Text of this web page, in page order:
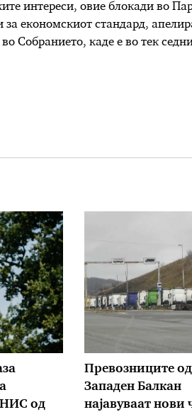
интереси, овие блокади во
за економскиот стандард,
Собранието, каде е во тек
НИС од
Превозниците од
Западен Балкан
најавуваат нови